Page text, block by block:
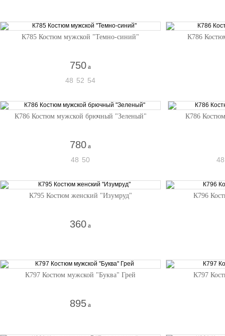
К785 Костюм мужской "Темно-синий"
750 a
48 52 54
К786
К786 Костюм мужской брючный "Зеленый"
780 a
48 50
К786
48
К795 Костюм женский "Изумруд"
360 a
К796
К797 Костюм мужской "Буква" Грей
895 a
К797